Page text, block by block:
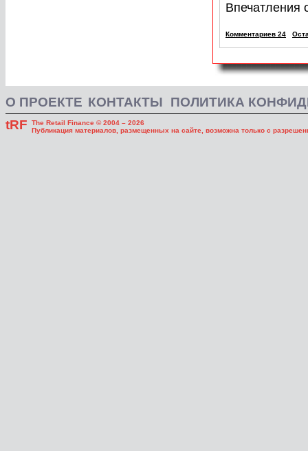
Впечатления
Комментариев 24
О ПРОЕКТЕ КОНТАКТЫ ПОЛИТИКА
The Retail Finance © 2004 – 2026
Публикация материалов, размещенных на сайте, возможна только с
tRF